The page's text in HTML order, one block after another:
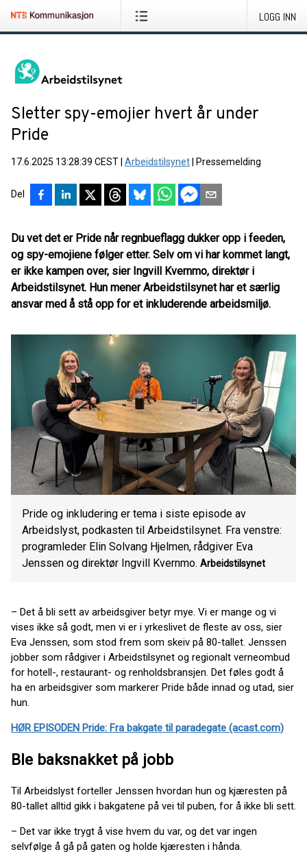
LOGG INN
Sletter spy-emojier hvert år under
Pride
17.6.2025 13:28:39 CEST Arbeidstilsynet Pressemelding
Del
Du vet det er Pride når regnbueflagg dukker opp i feeden,
og spy-emojiene følger etter. Selv om vi har kommet langt,
er ikke kampen over, sier Ingvill Kvernmo, direktør i
Arbeidstilsynet. Hun mener Arbeidstilsynet har et særlig
ansvar med å stå opp for et inkluderende arbeidsmiljø.
Pride og inkludering er tema i siste episode av
Arbeidslyst, podkasten til Arbeidstilsynet. Fra venstre:
programleder Elin Solvang Hjelmen, rådgiver Eva
Jenssen og direktør Ingvill Kvernmo. Arbeidstilsynet
– Det å bli sett av arbeidsgiver betyr mye. Vi er mange og vi
vises ikke så godt, men vi er i yrkeslivet de fleste av oss, sier
Eva Jenssen, som stod frem som skeiv på 80-tallet. Jenssen
jobber som rådgiver i Arbeidstilsynet og regionalt verneombud
for hotell-, restaurant- og renholdsbransjen. Det føles godt å
ha en arbeidsgiver som markerer Pride både innad og utad, sier
hun.
HØR EPISODEN Pride: Fra bakgate til paradegate (acast.com)
Ble baksnakket på jobb
Til Arbeidslyst forteller Jenssen hvordan hun og kjæresten på
80-tallet alltid gikk i bakgatene på vei til puben, for å ikke bli sett.
– Det var ikke trygt å vise hvem du var, og det var ingen
selvfølge å gå på gaten og holde kjæresten i hånda.